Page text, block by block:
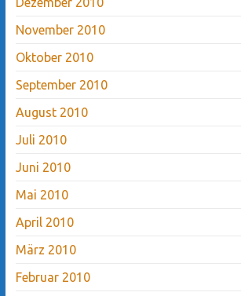
November 2010
Oktober 2010
September 2010
August 2010
Juli 2010
Juni 2010
Mai 2010
April 2010
März 2010
Februar 2010